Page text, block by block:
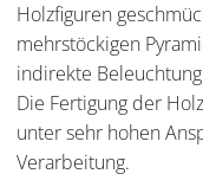
Holzfiguren
mehrstöckigen
indirekte
Die Fertigung der
unter sehr hohen
Verarbeitung.